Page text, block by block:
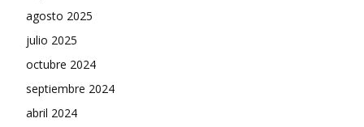
agosto 2025
julio 2025
octubre 2024
septiembre 2024
abril 2024